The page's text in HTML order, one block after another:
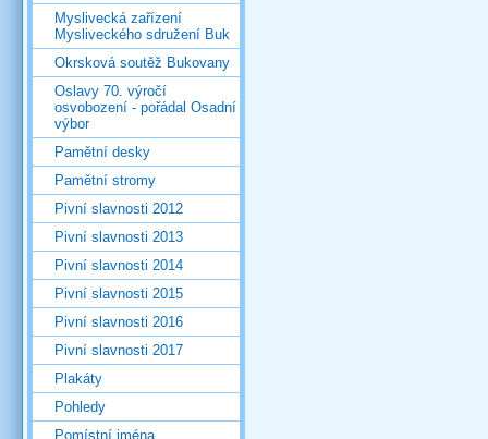
Myslivecká zařízení
Mysliveckého sdružení Buk
Okrsková soutěž Bukovany
Oslavy 70. výročí
osvobození - pořádal Osadní
výbor
Pamětní desky
Pamětní stromy
Pivní slavnosti 2012
Pivní slavnosti 2013
Pivní slavnosti 2014
Pivní slavnosti 2015
Pivní slavnosti 2016
Pivní slavnosti 2017
Plakáty
Pohledy
Pomístní jména